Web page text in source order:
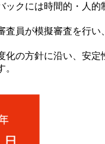
クには時間的・人
員が模擬審査を行
の方針に沿い、安